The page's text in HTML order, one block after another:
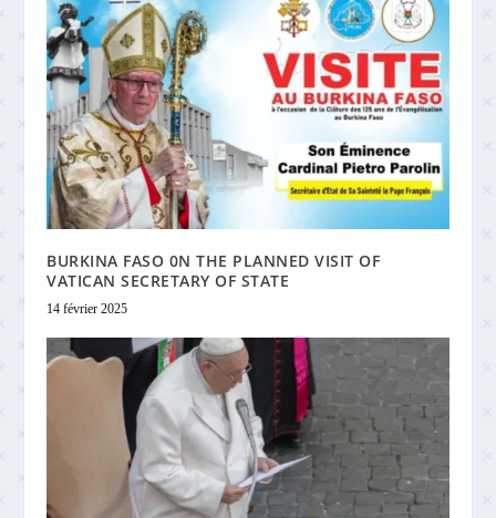
BURKINA FASO 0N THE PLANNED VISIT OF
VATICAN SECRETARY OF STATE
14 février 2025